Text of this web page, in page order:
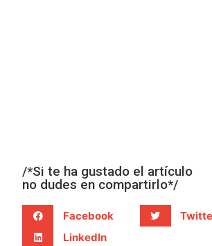
/*Si te ha gustado el artículo
no dudes en compartirlo*/
Facebook
LinkedIn